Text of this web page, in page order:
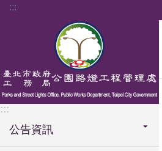
跳到主要內容區塊
:::
:::
公告資訊